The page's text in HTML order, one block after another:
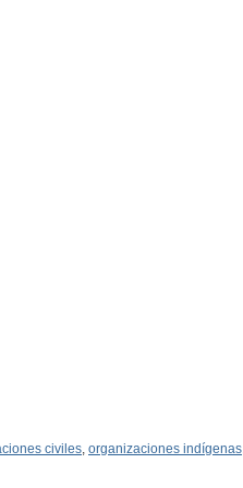
civiles organizaciones indígenas